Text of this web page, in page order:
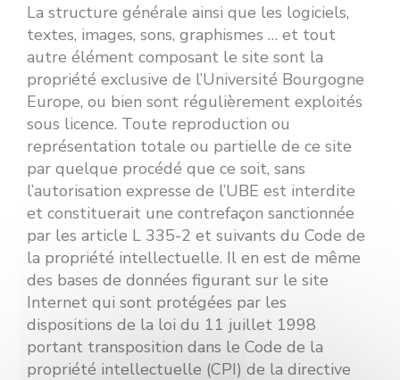
La structure générale ainsi que les logiciels,
textes, images, sons, graphismes … et tout
autre élément composant le site sont la
propriété exclusive de l’Université Bourgogne
Europe, ou bien sont régulièrement exploités
sous licence. Toute reproduction ou
représentation totale ou partielle de ce site
par quelque procédé que ce soit, sans
l’autorisation expresse de l’UBE est interdite
et constituerait une contrefaçon sanctionnée
par les article L 335-2 et suivants du Code de
la propriété intellectuelle. Il en est de même
des bases de données figurant sur le site
Internet qui sont protégées par les
dispositions de la loi du 11 juillet 1998
portant transposition dans le Code de la
propriété intellectuelle (CPI) de la directive